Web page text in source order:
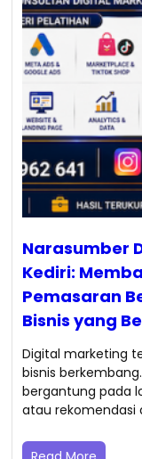
Narasumber
Kediri:
Pemasaran
Bisnis yang
Digital marketing
bisnis
bergantung pada
atau rekomendasi